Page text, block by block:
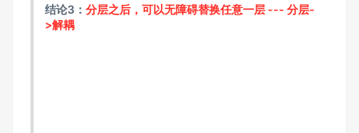
结论3： 分层之后，可以无障碍替换任意一层 --- 分层-
>解耦